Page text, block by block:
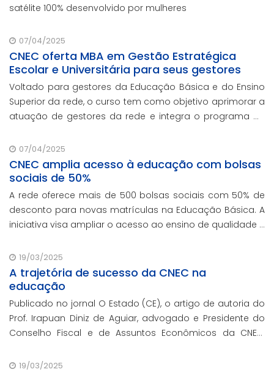
satélite 100% desenvolvido por mulheres
07/04/2025
CNEC oferta MBA em Gestão Estratégica
Escolar e Universitária para seus gestores
Voltado para gestores da Educação Básica e do Ensino
Superior da rede, o curso tem como objetivo aprimorar a
atuação de gestores da rede e integra o programa de
contando com o oferecimento gratuito da Re
07/04/2025
CNEC amplia acesso à educação com bolsas
sociais de 50%
A rede oferece mais de 500 bolsas sociais com 50% de
desconto para novas matrículas na Educação Básica. A
iniciativa visa ampliar o acesso ao ensino de qualidade e
19/03/2025
A trajetória de sucesso da CNEC na
educação
Publicado no jornal O Estado (CE), o artigo de autoria do
Prof. Irapuan Diniz de Aguiar, advogado e Presidente do
Conselho Fiscal e de Assuntos Econômicos da CNEC,
brasileira.
19/03/2025